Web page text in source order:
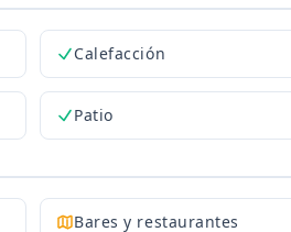
Calefacción
Patio
Bares y restaurantes